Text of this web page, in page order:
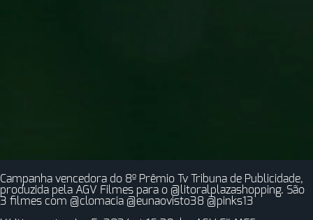
Campanha vencedora do 8º Prêmio Tv Tribuna de Publicidade,
produzida pela AGV Filmes para o @litoralplazashopping. São
3 filmes com @clomacia @eunaovisto38 @pinks13